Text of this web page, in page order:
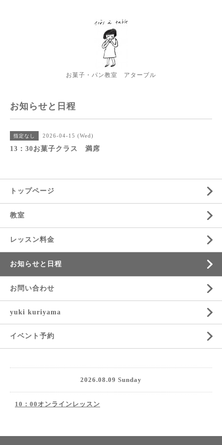
お菓子・パン教室 アターブル
お知らせと日程
指定なし 2026-04-15 (Wed)
13：30お菓子クラス 満席
トップページ
教室
レッスン料金
お知らせと日程
お問い合わせ
yuki kuriyama
イベント予約
2026.08.09 Sunday
10：00オンラインレッスン